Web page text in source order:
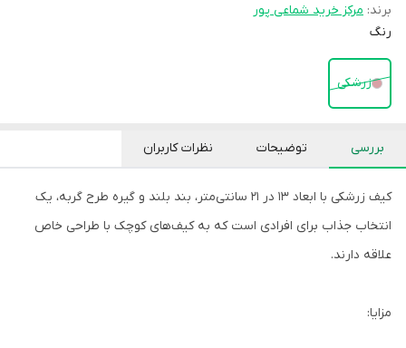
برند: مرکز خرید شماعی پور
رنگ
زرشکی
بررسی توضیحات نظرات کاربران
کیف زرشکی با ابعاد ۱۳ در ۲۱ سانتی‌متر، بند بلند و گیره طرح گربه، یک
انتخاب جذاب برای افرادی است که به کیف‌های کوچک با طراحی خاص
علاقه دارند.
مزایا: